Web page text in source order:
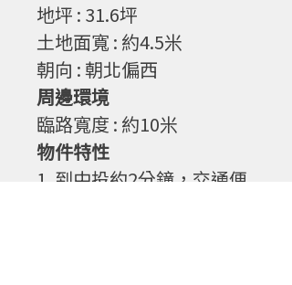
地坪 : 31.6坪
土地面寬 : 約4.5米
朝向 : 朝北偏西
周邊環境
臨路寬度 : 約10米
物件特性
1. 到中投約2分鐘，交通便